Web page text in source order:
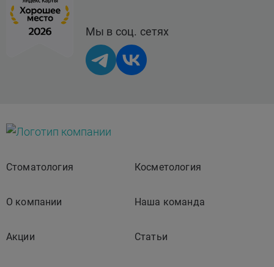
Мы в соц. сетях
Стоматология Косметология
О компании Наша команда
Акции Статьи